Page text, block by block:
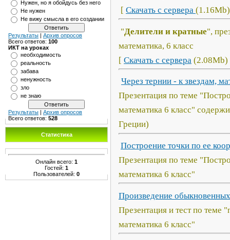
Нужен, но я обойдусь без него
Не нужен
Не вижу смысла в его создании
Результаты | Архив опросов
Всего ответов: 100
ИКТ на уроках
необходимость
реальность
забава
ненужность
зло
не знаю
Результаты | Архив опросов
Всего ответов: 528
Статистика
Онлайн всего: 1
Гостей: 1
Пользователей: 0
[ Скачать с сервера
"Делители и кратные",
математика, 6 класс
[ Скачать с сервера (2.08Mb)
Через тернии - к звездам,
Презентация по теме
математика 6 класс"
Греции)
Построение точки по ее
Презентация по теме
математика 6 класс"
Произведение
Презентация и тест по теме
математика 6 класс"